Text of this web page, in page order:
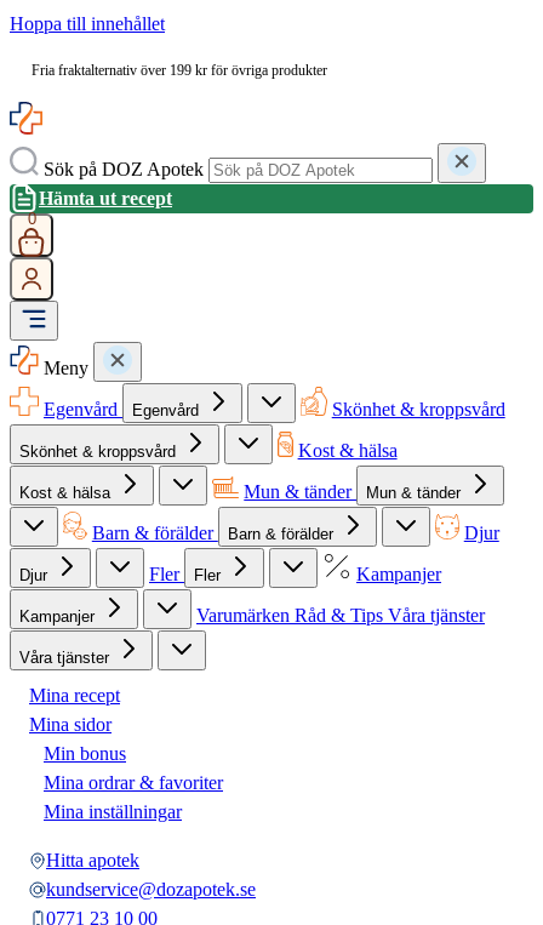
Hoppa till innehållet
Fria fraktalternativ över 199 kr för övriga produkter
Sök på DOZ Apotek
Hämta ut recept
0
Meny
Egenvård
Egenvård Skönhet & kroppsvård
Skönhet & kroppsvård Kost & hälsa
Kost & hälsa Mun & tänder Mun & tänder
Barn & förälder Barn & förälder Djur
Djur Fler Fler Kampanjer
Kampanjer Varumärken Råd & Tips Våra tjänster
Våra tjänster
Mina recept
Mina sidor
Min bonus
Mina ordrar & favoriter
Mina inställningar
Hitta apotek
kundservice@dozapotek.se
0771 23 10 00